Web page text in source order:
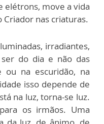
elétrons, move a vida
Criador nas criaturas.
irradiantes,
do dia e não das
ou na escuridão, na
isso depende de
na luz, torna-se luz.
os irmãos. Uma